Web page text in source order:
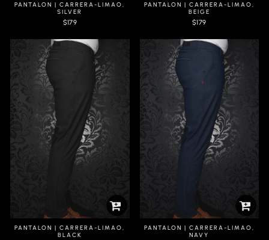
PANTALON | CARRERA-LIMAO,
SILVER
$179
PANTALON | CARRERA-LIMAO,
BEIGE
$179
PANTALON | CARRERA-LIMAO,
BLACK
PANTALON | CARRERA-LIMAO,
NAVY